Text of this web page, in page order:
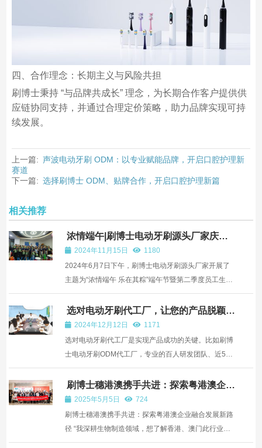
四、合作理念：长期主义与风险共担
刷博士秉持 “与品牌共成长” 理念，为长期合作客户提供供
应链协同支持，并通过合理定价策略，助力品牌实现可持
续发展。
上一篇: 声波电动牙刷 ODM：以专业赋能品牌，开启口腔护理新
赛道
下一篇: 选择刷博士 ODM、贴牌合作，开启口腔护理新篇
相关推荐
浓情端午|刷博士电动牙刷源头厂家庆祝
活动2024年11月15日
1180
2024年6月7日下午，刷博士电动牙刷源头厂家开展了
主题为“浓情端午 乐在其粽”端午节暨第二季度员工生日
会系列庆祝活动，旨在营造欢乐祥和的端午节氛围，加
强企业文化建设，促进公司凝聚力和员工之间的沟通交
流。
选对电动牙刷代工厂，让您的产品脱颖而
出|刷博士ODM代工厂
2024年12月12日
1171
选对电动牙刷代工厂是实现产品成功的关键。比如刷博
士电动牙刷ODM代工厂，专业的百人研发团队、近50
万支/月高产能，高度定制化的服务以及竞争力的价格，
能确保您的产品高效上市。既然如此，下面就让我们一
起来看看。
刷博士穗港澳携手共进：探索粤港澳企业
融合发展新路径
2025年5月5日
724
刷博士穗港澳携手共进：探索粤港澳企业融合发展新路
径 “我深耕生物制造领域，想了解香港、澳门此行业的
现状与发展潜力。” “我专注于新材料研发，对于在港澳